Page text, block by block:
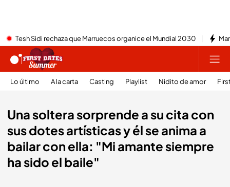
Tesh Sidi rechaza que Marruecos organice el Mundial 2030
Lo último A la carta Casting Playlist Nidito de amor
Una soltera sorprende a su cita con
sus dotes artísticas y él se anima a
bailar con ella: "Mi amante siempre
ha sido el baile"